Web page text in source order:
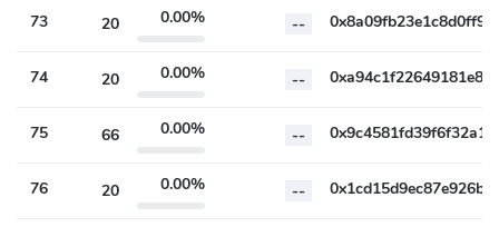
73 20 0.00% --
74 20 0.00% --
75 66 0.00% --
76 20 0.00% --